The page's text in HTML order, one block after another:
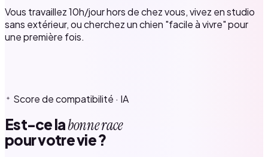
Vous travaillez 10h/jour hors de chez vous, vivez en studio
sans extérieur, ou cherchez un chien "facile à vivre" pour
une première fois.
Score de compatibilité · IA
Est-ce labonne race
pour votre vie ?